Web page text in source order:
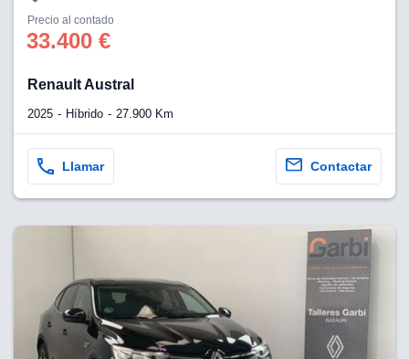
Precio al contado
33.400 €
Renault Austral
2025 Híbrido 27.900 Km
Llamar Contactar